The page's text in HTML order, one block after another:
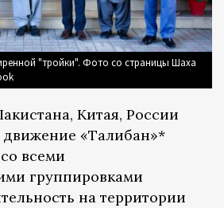
"тройки". Фото со страницы Шаха
Китая, России
«Талибан»*
всеми
группировками
на территории